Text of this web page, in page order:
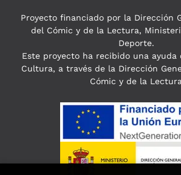
Proyecto financiado por la Dirección
del Cómic y de la Lectura,
Deporte.
Este proyecto ha recibido una
Cultura, a través de la Dirección
Cómic y de la Lectura